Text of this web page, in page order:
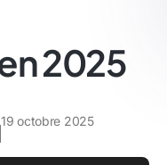
2025
19 octobre 2025